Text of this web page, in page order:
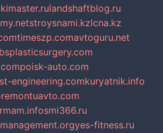
landshaftblog.ru
stroysnami.kzlcna.kz
timeszp.comavtoguru.net
poisk-auto.com
engineering.comkuryatnik.info
smi366.ru
yes-fitness.ru